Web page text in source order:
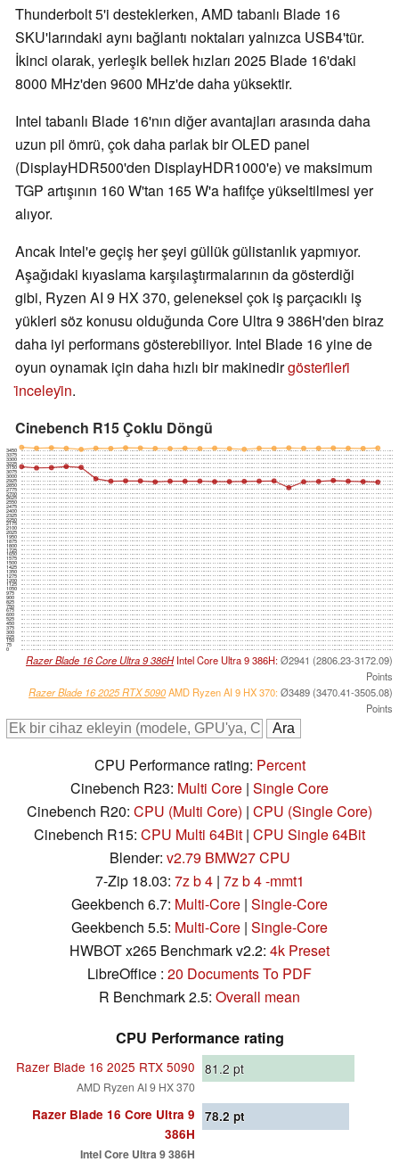
Thunderbolt 5'i desteklerken, AMD tabanlı Blade 16
SKU'larındaki aynı bağlantı noktaları yalnızca USB4'tür.
İkinci olarak, yerleşik bellek hızları 2025 Blade 16'daki
8000 MHz'den 9600 MHz'de daha yüksektir.
Intel tabanlı Blade 16'nın diğer avantajları arasında daha
uzun pil ömrü, çok daha parlak bir OLED panel
(DisplayHDR500'den DisplayHDR1000'e) ve maksimum
TGP artışının 160 W'tan 165 W'a hafifçe yükseltilmesi yer
alıyor.
Ancak Intel'e geçiş her şeyi güllük gülistanlık yapmıyor.
Aşağıdaki kıyaslama karşılaştırmalarının da gösterdiği
gibi, Ryzen AI 9 HX 370, geleneksel çok iş parçacıklı iş
yükleri söz konusu olduğunda Core Ultra 9 386H'den biraz
daha iyi performans gösterebiliyor. Intel Blade 16 yine de
oyun oynamak için daha hızlı bir makinedirgösteri̇leri̇
i̇nceleyi̇n.
Cinebench R15 Çoklu Döngü
0
75
150
225
300
375
450
525
600
675
750
825
900
975
1050
1125
1200
1275
1350
1425
1500
1575
1650
1725
1800
1875
1950
2025
2100
2175
2250
2325
2400
2475
2550
2625
2700
2775
2850
2925
3000
3075
3150
3225
3300
3375
3450
Razer Blade 16 Core Ultra 9 386HIntel Core Ultra 9 386H:Ø2941 (2806.23-3172.09)
Points
Razer Blade 16 2025 RTX 5090AMD Ryzen AI 9 HX 370:Ø3489 (3470.41-3505.08)
Points
CPU Performance rating: Percent
Cinebench R23: Multi Core | Single Core
Cinebench R20: CPU (Multi Core) | CPU (Single Core)
Cinebench R15: CPU Multi 64Bit | CPU Single 64Bit
Blender: v2.79 BMW27 CPU
7-Zip 18.03: 7z b 4| 7z b 4 -mmt1
Geekbench 6.7: Multi-Core | Single-Core
Geekbench 5.5: Multi-Core | Single-Core
HWBOT x265 Benchmark v2.2: 4k Preset
LibreOffice : 20 Documents To PDF
R Benchmark 2.5: Overall mean
CPU Performance rating
Razer Blade 16 2025 RTX 5090
AMD Ryzen AI 9 HX 370
81.2 pt
Razer Blade 16 Core Ultra 9
386H
Intel Core Ultra 9 386H
78.2 pt